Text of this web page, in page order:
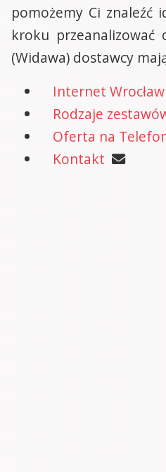
pomożemy Ci znaleźć
kroku przeanalizować
(Widawa) dostawcy
Internet
Rodzaje
Oferta na
Kontakt